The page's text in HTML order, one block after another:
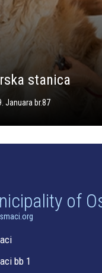
stanica
br.87
zaraznih bolesti.
of
bb 1